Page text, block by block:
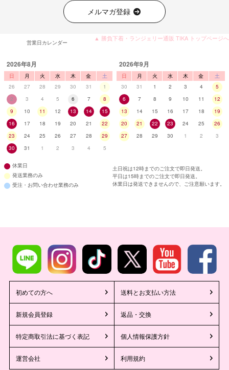
メルマガ登録
▲ 勝負下着・ランジェリー通販 TIKA トップページへ
営業日カレンダー
2026年8月
日 月 火 水 木 金
土
26
27 28 29 30 31
1
2
3 4 5 6 7
8
9
10 11 12 13 14
15
16
17 18 19 20 21
22
23
24 25 26 27 28
29
30
31 1 2 3 4 5
2026年9月
日 月 火 水 木 金
土
30
31 1 2 3 4
5
6
7 8 9 10 11
12
13
14 15 16 17 18
19
20
21 22 23 24 25
26
27
28 29 30 1 2 3
休業日
発送業務のみ
受注・お問い合わせ業務のみ
土日祝は12時までのご注文で即日発送。
平日は15時までのご注文で即日発送。
休業日は発送できませんので、ご注意願います。
初めての方へ 送料とお支払い方法
新規会員登録 返品・交換
特定商取引法に基づく表記 個人情報保護方針
運営会社 利用規約